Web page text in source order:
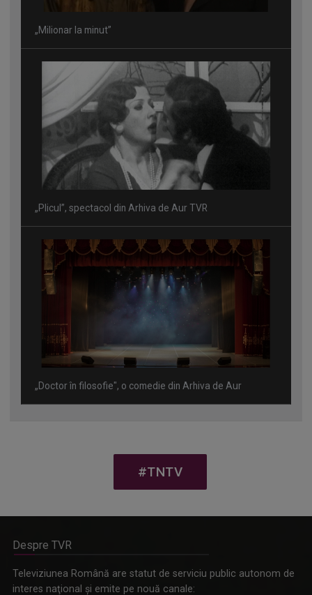
„Milionar la minut”
„Plicul”, spectacol din Arhiva de Aur TVR
„Doctor în filosofie", o comedie din Arhiva de Aur
prin piesa „Ultima oră”, o montare de colecție, din 1979
#TNTV
Despre TVR
Televiziunea Română are statut de serviciu public autonom de
interes naţional şi emite pe nouă canale: